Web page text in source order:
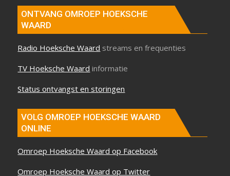
ONTVANG OMROEP HOEKSCHE
WAARD
Radio Hoeksche Waard streams en frequenties
TV Hoeksche Waard informatie
Status ontvangst en storingen
VOLG OMROEP HOEKSCHE WAARD
ONLINE
Omroep Hoeksche Waard op Facebook
Omroep Hoeksche Waard op Twitter